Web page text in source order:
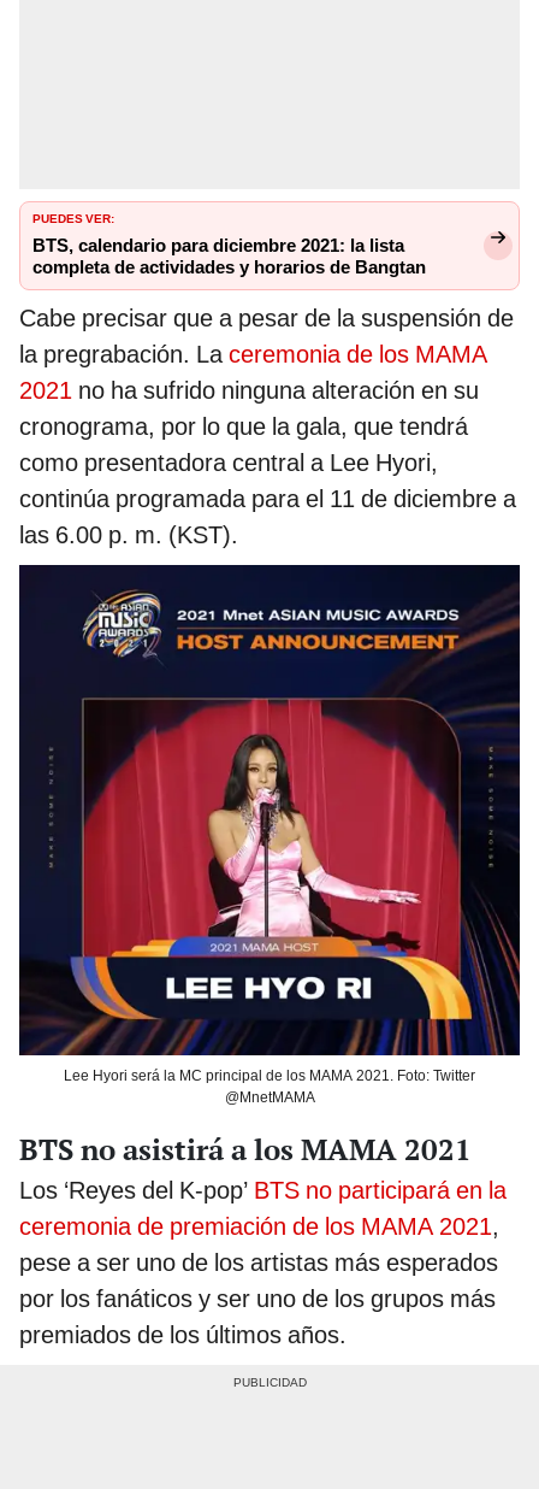
PUEDES VER:
BTS, calendario para diciembre 2021: la lista
completa de actividades y horarios de Bangtan
Cabe precisar que a pesar de la suspensión de
la pregrabación. Laceremonia de los MAMA
2021 no ha sufrido ninguna alteración en su
cronograma, por lo que la gala, que tendrá
como presentadora central a Lee Hyori,
continúa programada para el 11 de diciembre a
las 6.00 p. m. (KST).
Lee Hyori será la MC principal de los MAMA 2021. Foto: Twitter
@MnetMAMA
BTS no asistirá a los MAMA 2021
Los ‘Reyes del K-pop’ BTS no participará en la
ceremonia de premiación de los MAMA 2021,
pese a ser uno de los artistas más esperados
por los fanáticos y ser uno de los grupos más
premiados de los últimos años.